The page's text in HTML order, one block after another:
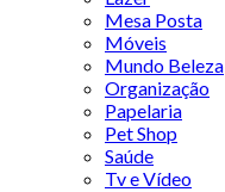
Mesa Posta
Móveis
Mundo Beleza
Organização
Papelaria
Pet Shop
Saúde
Tv e Vídeo